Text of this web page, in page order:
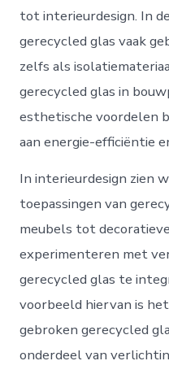
tot interieurdesign. In
gerecycled glas vaak
zelfs als
gerecycled glas in
esthetische voordelen
aan energie-efficiëntie
In interieurdesign zien
toepassingen van
meubels tot
experimenteren met
gerecycled glas te
voorbeeld hiervan is
gebroken gerecycled
onderdeel van